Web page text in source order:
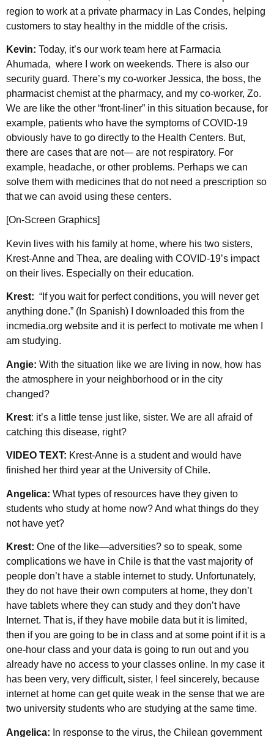
region to work at a private pharmacy in Las Condes, helping
customers to stay healthy in the middle of the crisis.
Kevin: Today, it’s our work team here at Farmacia
Ahumada, where I work on weekends. There is also our
security guard. There’s my co-worker Jessica, the boss, the
pharmacist chemist at the pharmacy, and my co-worker, Zo.
We are like the other “front-liner” in this situation because, for
example, patients who have the symptoms of COVID-19
obviously have to go directly to the Health Centers. But,
there are cases that are not— are not respiratory. For
example, headache, or other problems. Perhaps we can
solve them with medicines that do not need a prescription so
that we can avoid using these centers.
[On-Screen Graphics]
Kevin lives with his family at home, where his two sisters,
Krest-Anne and Thea, are dealing with COVID-19’s impact
on their lives. Especially on their education.
Krest: “If you wait for perfect conditions, you will never get
anything done.” (In Spanish) I downloaded this from the
incmedia.org website and it is perfect to motivate me when I
am studying.
Angie: With the situation like we are living in now, how has
the atmosphere in your neighborhood or in the city
changed?
Krest: it’s a little tense just like, sister. We are all afraid of
catching this disease, right?
VIDEO TEXT: Krest-Anne is a student and would have
finished her third year at the University of Chile.
Angelica: What types of resources have they given to
students who study at home now? And what things do they
not have yet?
Krest: One of the like—adversities? so to speak, some
complications we have in Chile is that the vast majority of
people don’t have a stable internet to study. Unfortunately,
they do not have their own computers at home, they don’t
have tablets where they can study and they don’t have
Internet. That is, if they have mobile data but it is limited,
then if you are going to be in class and at some point if it is a
one-hour class and your data is going to run out and you
already have no access to your classes online. In my case it
has been very, very difficult, sister, I feel sincerely, because
internet at home can get quite weak in the sense that we are
two university students who are studying at the same time.
Angelica: In response to the virus, the Chilean government